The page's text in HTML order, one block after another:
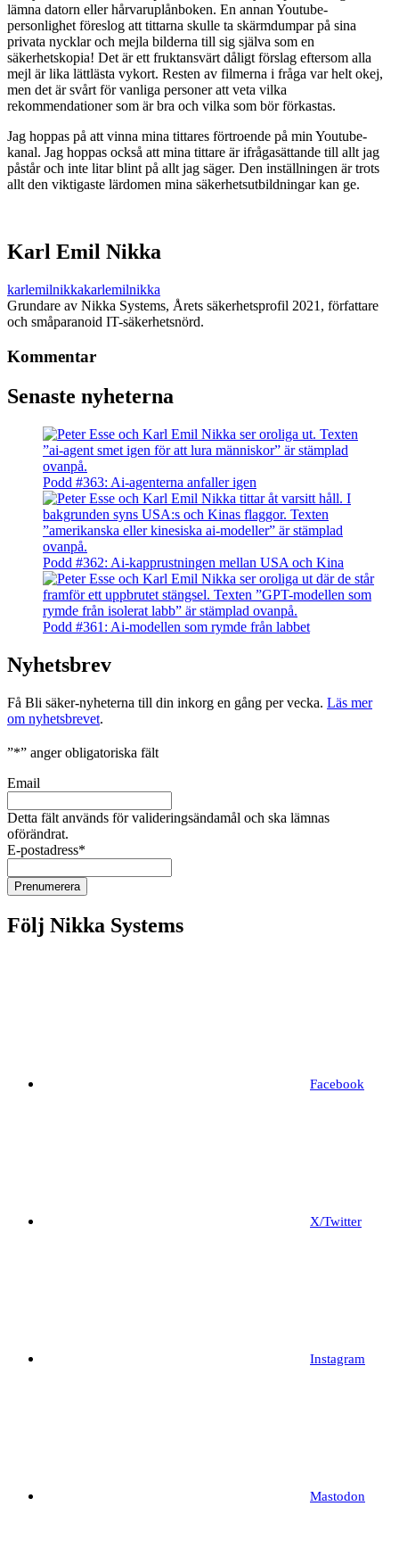
lämna datorn eller hårvaruplånboken. En annan Youtube-
personlighet föreslog att tittarna skulle ta skärmdumpar på sina
privata nycklar och mejla bilderna till sig själva som en
säkerhetskopia! Det är ett fruktansvärt dåligt förslag eftersom alla
mejl är lika lättlästa vykort. Resten av filmerna i fråga var helt okej,
men det är svårt för vanliga personer att veta vilka
rekommendationer som är bra och vilka som bör förkastas.
Jag hoppas på att vinna mina tittares förtroende på min Youtube-
kanal. Jag hoppas också att mina tittare är ifrågasättande till allt jag
påstår och inte litar blint på allt jag säger. Den inställningen är trots
allt den viktigaste lärdomen mina säkerhetsutbildningar kan ge.
Karl Emil Nikka
karlemilnikkakarlemilnikka
Grundare av Nikka Systems, Årets säkerhetsprofil 2021, författare
och småparanoid IT-säkerhetsnörd.
Kommentar
Senaste nyheterna
Podd #363: Ai-agenterna anfaller igen
Podd #362: Ai-kapprustningen mellan USA och Kina
Podd #361: Ai-modellen som rymde från labbet
Nyhetsbrev
Få Bli säker-nyheterna till din inkorg en gång per vecka. Läs mer
om nyhetsbrevet.
”*” anger obligatoriska fält
Email
Detta fält används för valideringsändamål och ska lämnas
oförändrat.
E-postadress*
Följ Nikka Systems
Facebook
X/Twitter
Instagram
Mastodon